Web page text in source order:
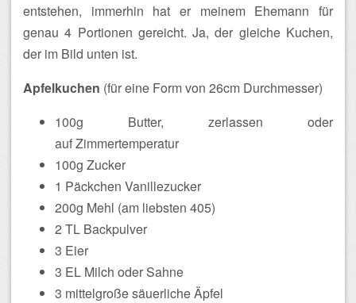
entstehen, immerhin hat er meinem Ehemann für
genau 4 Portionen gereicht. Ja, der gleiche Kuchen,
der im Bild unten ist.
Apfelkuchen (für eine Form von 26cm Durchmesser)
100g Butter, zerlassen oder
auf Zimmertemperatur
100g Zucker
1 Päckchen Vanillezucker
200g Mehl (am liebsten 405)
2 TL Backpulver
3 Eier
3 EL Milch oder Sahne
3 mittelgroße säuerliche Äpfel